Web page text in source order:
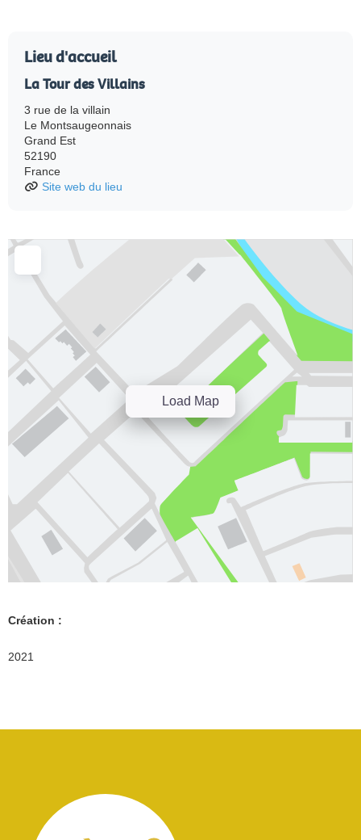
Lieu d'accueil
La Tour des Villains
3 rue de la villain
Le Montsaugeonnais
Grand Est
52190
France
Site web du lieu
Load Map
Création :
2021